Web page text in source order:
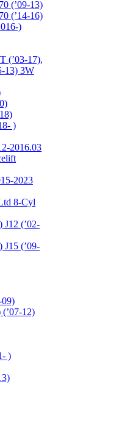
(’09-13)
(’14-16)
)
(’03-17),
13) 3W
)
2016.03
2023
8-Cyl
J12 (’02-
J15 (’09-
09)
12)
)